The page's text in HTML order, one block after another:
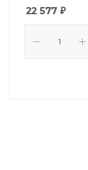
22 577 ₽